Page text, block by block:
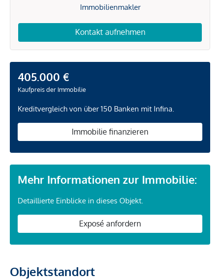
Immobilienmakler
Kontakt aufnehmen
405.000 €
Kaufpreis der Immobilie
Kreditvergleich von über 150 Banken mit Infina.
Immobilie finanzieren
Mehr Informationen zur Immobilie:
Detaillierte Einblicke in dieses Objekt.
Exposé anfordern
Objektstandort